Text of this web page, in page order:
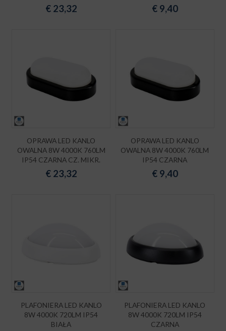
€ 23,32 € 9,40
OPRAWA LED KANLO
OWALNA 8W 4000K 760LM
IP54 CZARNA CZ. MIKR.
€ 23,32
OPRAWA LED KANLO
OWALNA 8W 4000K 760LM
IP54 CZARNA
€ 9,40
PLAFONIERA LED KANLO
8W 4000K 720LM IP54
BIAŁA
PLAFONIERA LED KANLO
8W 4000K 720LM IP54
CZARNA